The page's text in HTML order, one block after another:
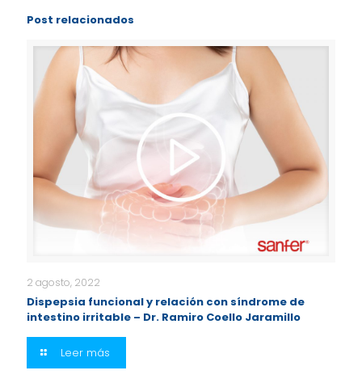
Post relacionados
2 agosto, 2022
Dispepsia funcional y relación con síndrome de
intestino irritable – Dr. Ramiro Coello Jaramillo
Leer más